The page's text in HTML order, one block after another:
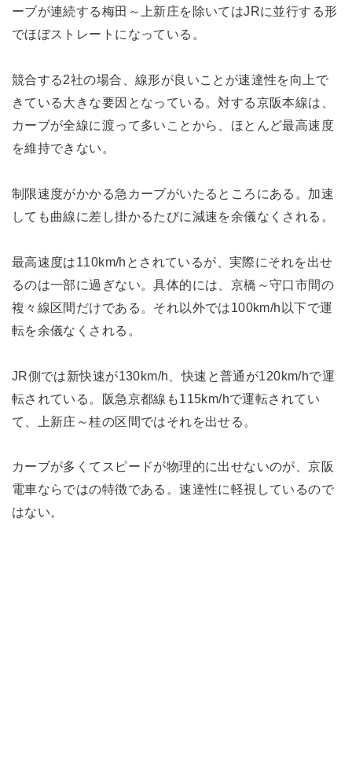
ーブが連続する梅田～上新庄を除いてはJRに並行する形
でほぼストレートになっている。
競合する2社の場合、線形が良いことが速達性を向上で
きている大きな要因となっている。対する京阪本線は、
カーブが全線に渡って多いことから、ほとんど最高速度
を維持できない。
制限速度がかかる急カーブがいたるところにある。加速
しても曲線に差し掛かるたびに減速を余儀なくされる。
最高速度は110km/hとされているが、実際にそれを出せ
るのは一部に過ぎない。具体的には、京橋～守口市間の
複々線区間だけである。それ以外では100km/h以下で運
転を余儀なくされる。
JR側では新快速が130km/h、快速と普通が120km/hで運
転されている。阪急京都線も115km/hで運転されてい
て、上新庄～桂の区間ではそれを出せる。
カーブが多くてスピードが物理的に出せないのが、京阪
電車ならではの特徴である。速達性に軽視しているので
はない。